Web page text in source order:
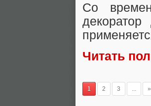
Со
Читать
1 2 3 ... »